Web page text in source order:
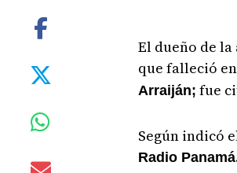
El dueño de
que falleció
Arraiján; fue
Según indicó
Radio Panamá